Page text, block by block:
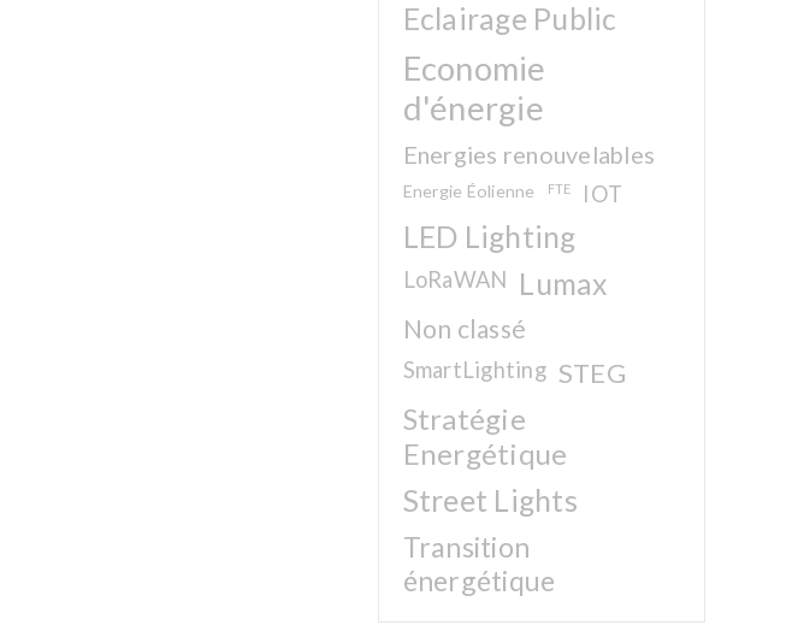
Eclairage Public
Economie
d'énergie
Energies renouvelables
Energie Éolienne FTE IOT
LED Lighting
LoRaWAN Lumax
Non classé
SmartLighting STEG
Stratégie
Energétique
Street Lights
Transition
énergétique